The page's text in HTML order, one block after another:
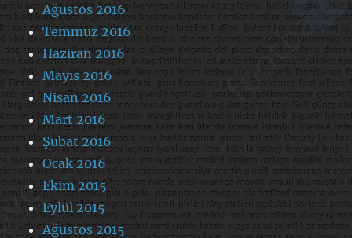
Ağustos 2016
Temmuz 2016
Haziran 2016
Mayıs 2016
Nisan 2016
Mart 2016
Şubat 2016
Ocak 2016
Ekim 2015
Eylül 2015
Ağustos 2015